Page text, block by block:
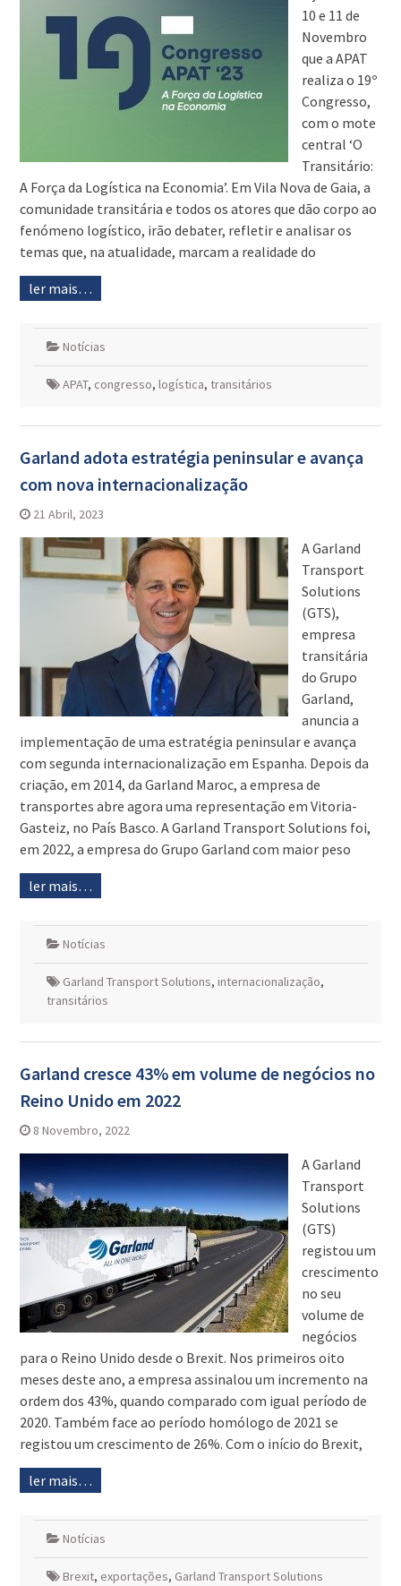
10 e 11 de
Novembro
que a APAT
realiza o 19º
Congresso,
com o mote
central ‘O
Transitário:
A Força da Logística na Economia’. Em Vila Nova de Gaia, a
comunidade transitária e todos os atores que dão corpo ao
fenómeno logístico, irão debater, refletir e analisar os
temas que, na atualidade, marcam a realidade do
ler mais…
Notícias
APAT, congresso, logística, transitários
Garland adota estratégia peninsular e avança
com nova internacionalização
21 Abril, 2023
A Garland
Transport
Solutions
(GTS),
empresa
transitária
do Grupo
Garland,
anuncia a
implementação de uma estratégia peninsular e avança
com segunda internacionalização em Espanha. Depois da
criação, em 2014, da Garland Maroc, a empresa de
transportes abre agora uma representação em Vitoria-
Gasteiz, no País Basco. A Garland Transport Solutions foi,
em 2022, a empresa do Grupo Garland com maior peso
ler mais…
Notícias
Garland Transport Solutions, internacionalização,
transitários
Garland cresce 43% em volume de negócios no
Reino Unido em 2022
8 Novembro, 2022
A Garland
Transport
Solutions
(GTS)
registou um
crescimento
no seu
volume de
negócios
para o Reino Unido desde o Brexit. Nos primeiros oito
meses deste ano, a empresa assinalou um incremento na
ordem dos 43%, quando comparado com igual período de
2020. Também face ao período homólogo de 2021 se
registou um crescimento de 26%. Com o início do Brexit,
ler mais…
Notícias
Brexit, exportações, Garland Transport Solutions